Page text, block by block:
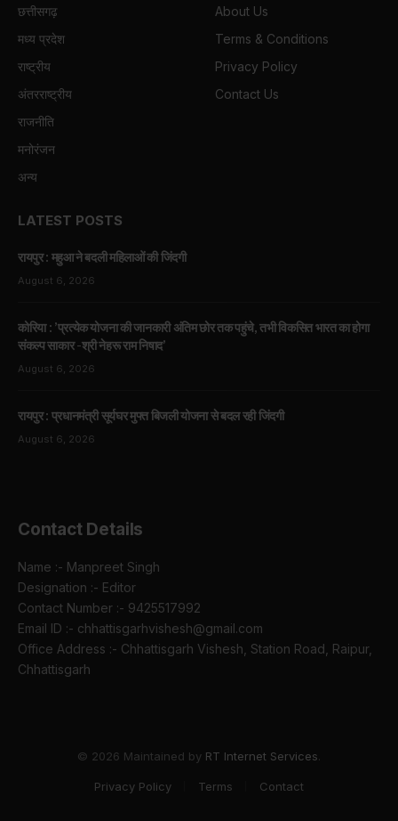
छत्तीसगढ़
मध्य प्रदेश
राष्ट्रीय
अंतरराष्ट्रीय
राजनीति
मनोरंजन
अन्य
About Us
Terms & Conditions
Privacy Policy
Contact Us
LATEST POSTS
रायपुर : महुआ ने बदली महिलाओं की जिंदगी
August 6, 2026
कोरिया : ’प्रत्येक योजना की जानकारी अंतिम छोर तक पहुंचे, तभी विकसित भारत का होगा
संकल्प साकार -श्री नेहरू राम निषाद’
August 6, 2026
रायपुर : प्रधानमंत्री सूर्यघर मुफ्त बिजली योजना से बदल रही जिंदगी
August 6, 2026
Contact Details
Name :- Manpreet Singh
Designation :- Editor
Contact Number :- 9425517992
Email ID :- chhattisgarhvishesh@gmail.com
Office Address :- Chhattisgarh Vishesh, Station Road, Raipur,
Chhattisgarh
© 2026 Maintained by RT Internet Services
Privacy Policy Terms Contact